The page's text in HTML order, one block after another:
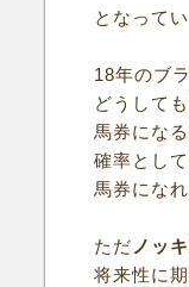
となってい
18年のブ
どうして
馬券にな
確率とし
馬券にな
ただノッ
将来性に期